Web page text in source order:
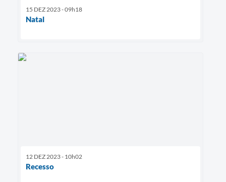
15 DEZ 2023 - 09h18
Natal
12 DEZ 2023 - 10h02
Recesso